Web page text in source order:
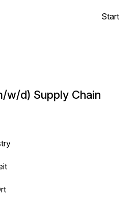
Start
w/d) Supply Chain